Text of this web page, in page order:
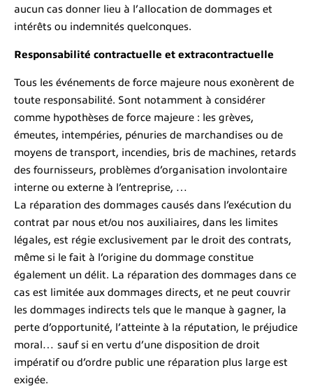
aucun cas donner lieu à l’allocation de dommages et
intérêts ou indemnités quelconques.
Responsabilité contractuelle et extracontractuelle
Tous les événements de force majeure nous exonèrent de
toute responsabilité. Sont notamment à considérer
comme hypothèses de force majeure : les grèves,
émeutes, intempéries, pénuries de marchandises ou de
moyens de transport, incendies, bris de machines, retards
des fournisseurs, problèmes d’organisation involontaire
interne ou externe à l’entreprise, …
La réparation des dommages causés dans l’exécution du
contrat par nous et/ou nos auxiliaires, dans les limites
légales, est régie exclusivement par le droit des contrats,
même si le fait à l’origine du dommage constitue
également un délit. La réparation des dommages dans ce
cas est limitée aux dommages directs, et ne peut couvrir
les dommages indirects tels que le manque à gagner, la
perte d’opportunité, l’atteinte à la réputation, le préjudice
moral… sauf si en vertu d’une disposition de droit
impératif ou d’ordre public une réparation plus large est
exigée.